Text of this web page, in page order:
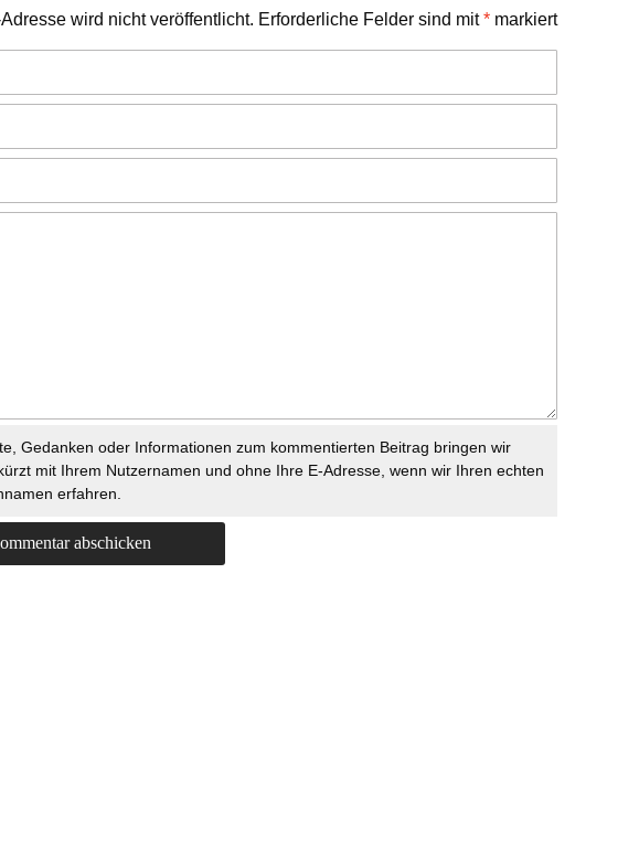
wird nicht veröffentlicht. Erforderliche Felder sind mit* markiert
Gedanken oder Informationen zum kommentierten Beitrag bringen wir
mit Ihrem Nutzernamen und ohne Ihre E-Adresse, wenn wir Ihren echten
erfahren.